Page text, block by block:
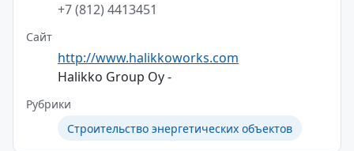
+7 (812) 4413451
Сайт
http://www.halikkoworks.com
Halikko Group Oy -
Рубрики
Строительство энергетических объектов